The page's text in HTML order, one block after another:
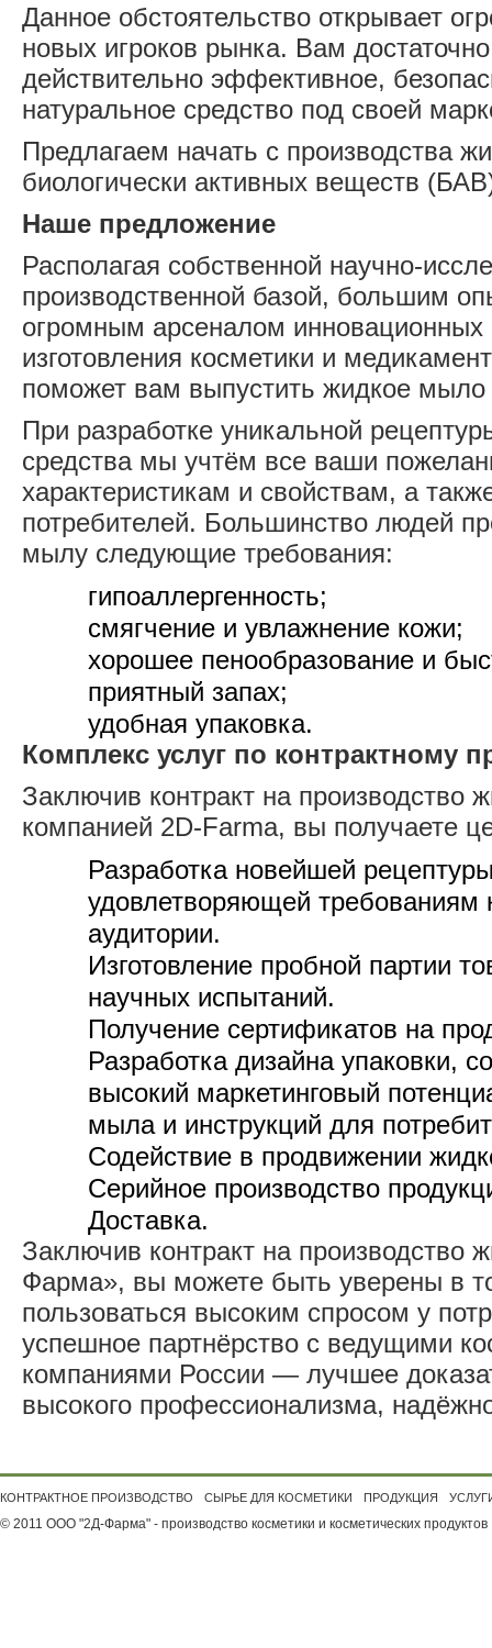
Данное обстоятельство открывает
новых игроков рынка. Вам
действительно эффективное,
натуральное средство под своей
Предлагаем начать с производства
биологически активных веществ
Наше предложение
Располагая собственной научно-
производственной базой, большим
огромным арсеналом инновационных
изготовления косметики и
поможет вам выпустить жидкое мыло
При разработке уникальной
средства мы учтём все ваши
характеристикам и свойствам, а
потребителей. Большинство людей
мылу следующие требования:
гипоаллергенность;
смягчение и увлажнение кожи;
хорошее пенообразование и
приятный запах;
удобная упаковка.
Комплекс услуг по контрактному
Заключив контракт на производство
компанией 2D-Farma, вы получаете
Разработка новейшей
удовлетворяющей требованиям
аудитории.
Изготовление пробной партии
научных испытаний.
Получение сертификатов на
Разработка дизайна упаковки,
высокий маркетинговый
мыла и инструкций для
Содействие в продвижении
Серийное производство
Доставка.
Заключив контракт на производство
Фарма», вы можете быть уверены в
пользоваться высоким спросом у
успешное партнёрство с ведущими
компаниями России — лучшее
высокого профессионализма,
КОНТРАКТНОЕ ПРОИЗВОДСТВО СЫРЬЕ ДЛЯ КОСМЕТИКИ ПРОДУКЦИЯ
© 2011 ООО "2Д-Фарма" - производство косметики и косметических продуктов